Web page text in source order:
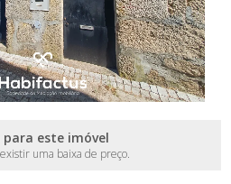
este imóvel
uma baixa de preço.